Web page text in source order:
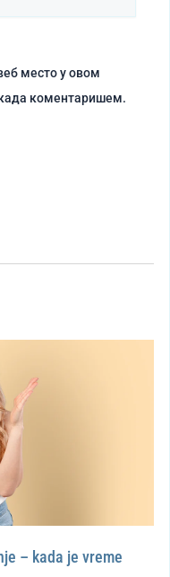
место у овом
коментаришем.
– kada je vreme